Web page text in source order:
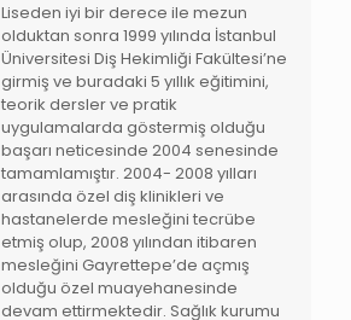
Liseden iyi bir derece ile mezun
olduktan sonra 1999 yılında İstanbul
Üniversitesi Diş Hekimliği Fakültesi’ne
girmiş ve buradaki 5 yıllık eğitimini,
teorik dersler ve pratik
uygulamalarda göstermiş olduğu
başarı neticesinde 2004 senesinde
tamamlamıştır. 2004- 2008 yılları
arasında özel diş klinikleri ve
hastanelerde mesleğini tecrübe
etmiş olup, 2008 yılından itibaren
mesleğini Gayrettepe’de açmış
olduğu özel muayehanesinde
devam ettirmektedir. Sağlık kurumu